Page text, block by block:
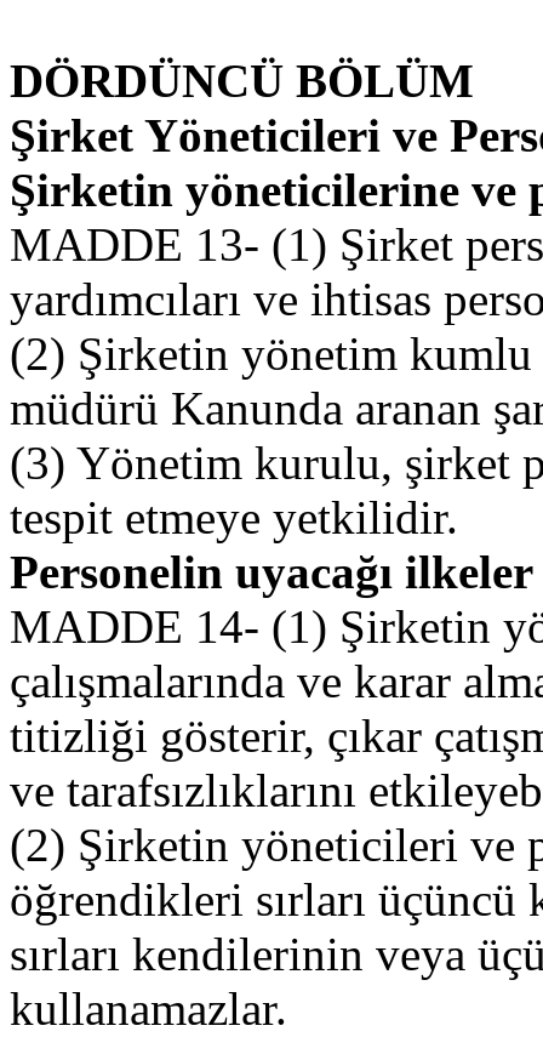
DÖRDÜNCÜ BÖLÜM
Şirket Yöneticileri ve
Şirketin yöneticilerine ve
MADDE 13- (1) Şirket
yardımcıları ve ihtisas
(2) Şirketin yönetim kumlu
müdürü Kanunda aranan
(3) Yönetim kurulu, şirket
tespit etmeye yetkilidir.
Personelin uyacağı ilkeler
MADDE 14- (1) Şirketin
çalışmalarında ve karar
titizliği gösterir, çıkar
ve tarafsızlıklarını
(2) Şirketin yöneticileri ve
öğrendikleri sırları üçüncü
sırları kendilerinin veya
kullanamazlar.